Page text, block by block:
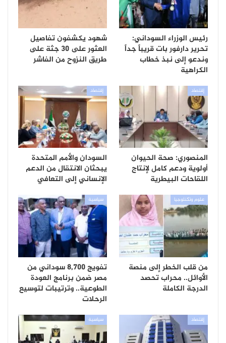
رئيس الوزراء السوداني:
تحرير دارفور بات قريباً جداً
وندعو إلى نبذ خطاب
الكراهية
شهود يكشفون تفاصيل
العثور على 30 جثة على
طريق النزوح من الفاشر
إقتصاد
المنصوري: صحة الحيوان
أولوية ودعم كامل لإنتاج
اللقاحات البيطرية
إقتصاد
السودان والأمم المتحدة
يبحثان الانتقال من الدعم
الإنساني إلى التعافي
علوم وتكنلوجيا
من قلب الخطر إلى منصة
الأوائل.. محراب تحصد
الدرجة الكاملة
سياسية
تفويج 8,700 سوداني من
مصر ضمن برنامج العودة
الطوعية.. وترتيبات لتوسيع
الرحلات
إقتصاد سياسية